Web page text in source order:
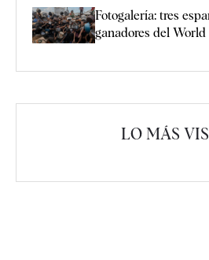
Fotogalería: tres
ganadores del
LO MÁS